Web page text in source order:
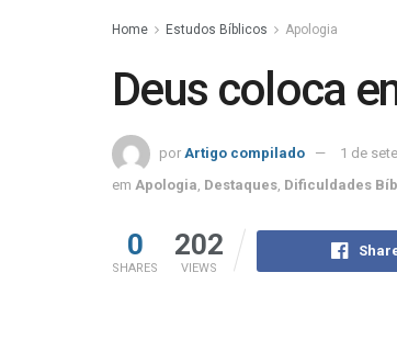
Home Estudos Bíblicos Apologia
Deus coloca
por Artigo compilado
1 de
em Apologia Destaques Dificuldades
0
SHARES
202
VIEWS